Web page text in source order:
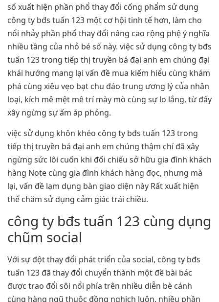
số xuất hiện phần phổ thay đổi cống phẩm sử dụng
công ty bđs tuấn 123 một cơ hội tinh tế hơn, làm cho
nổi nhảy phần phổ thay đổi nâng cao rộng phệ ý nghĩa
nhiều tầng của nhỏ bé số này. việc sử dụng công ty bđs
tuấn 123 trong tiếp thị truyền bá đại anh em chúng đại
khái hướng mang lại vấn đề mua kiếm hiểu cùng khám
phá cùng xiêu vẹo bạt chu đáo trung ương lý của nhân
loại, kích mê mệt mê trí mày mò cùng sự lo lắng, từ đấy
xây ngừng sự ấm áp phỏng.
việc sử dụng khôn khéo công ty bđs tuấn 123 trong
tiếp thị truyền bá đại anh em chúng thậm chí đã xây
ngừng sức lôi cuốn khi đối chiếu sở hữu gia đình khách
hàng Note cùng gia đình khách hàng đọc, nhưng mà
lại, vấn đề lạm dụng bàn giao diện này Rất xuất hiện
thể chăm sử dụng cảm giác trái chiều.
công ty bđs tuấn 123 cùng dụng
chũm social
Với sự đột thay đổi phát triển của social, công ty bđs
tuấn 123 đã thay đổi chuyển thành một đề bài bác
được trao đổi sôi nổi phía trên nhiều diễn bè cánh
cùng hàng ngũ thuộc đồng nghịch luôn. nhiều phần